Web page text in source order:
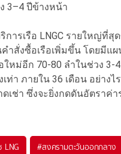
3–4 ปีข้างหน้า
ริการเรือ LNGC รายใหญ่
ำสั่งซื้อเรือเพิ่มขึ้น โดยมีแ
หม่อีก 70-80 ลำในช่วง
ท่า ภายใน 36 เดือน อย่าง
เช่า ซึ่งจะยิ่งกดดันอัตราค่า
LNG #สงครามตะวันออกกลาง